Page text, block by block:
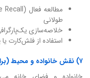
طولانی
خلاصه‌سازی
استفاده از فلش‌کارت
۷) نقش خانواده و محیط (برای هر دو گروه)